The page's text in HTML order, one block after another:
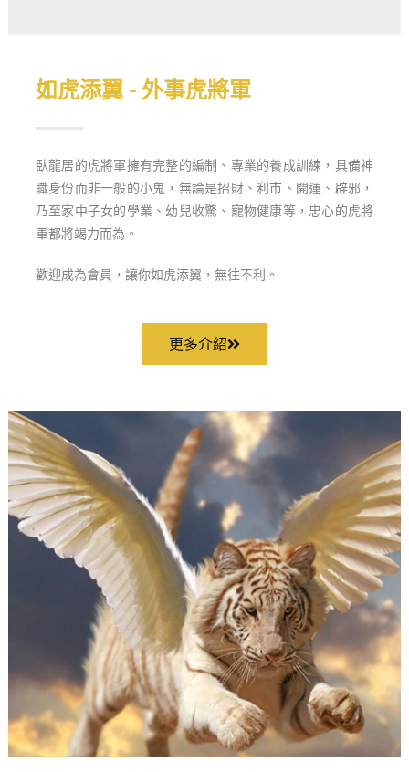
如虎添翼 - 外事虎將軍
臥龍居的虎將軍擁有完整的編制、專業的養成訓練，具備神
職身份而非一般的小鬼，無論是招財、利市、開運、辟邪，
乃至家中子女的學業、幼兒收驚、寵物健康等，忠心的虎將
軍都將竭力而為。
歡迎成為會員，讓你如虎添翼，無往不利。
更多介紹